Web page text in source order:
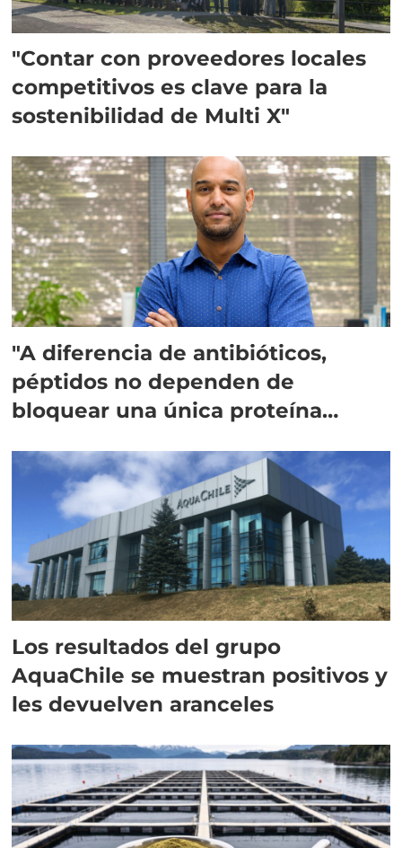
"Contar con proveedores locales
competitivos es clave para la
sostenibilidad de Multi X"
"A diferencia de antibióticos,
péptidos no dependen de
bloquear una única proteína
Los resultados del grupo
AquaChile se muestran positivos y
les devuelven aranceles